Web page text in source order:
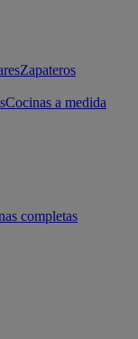
Zapateros
Cocinas a medida
completas